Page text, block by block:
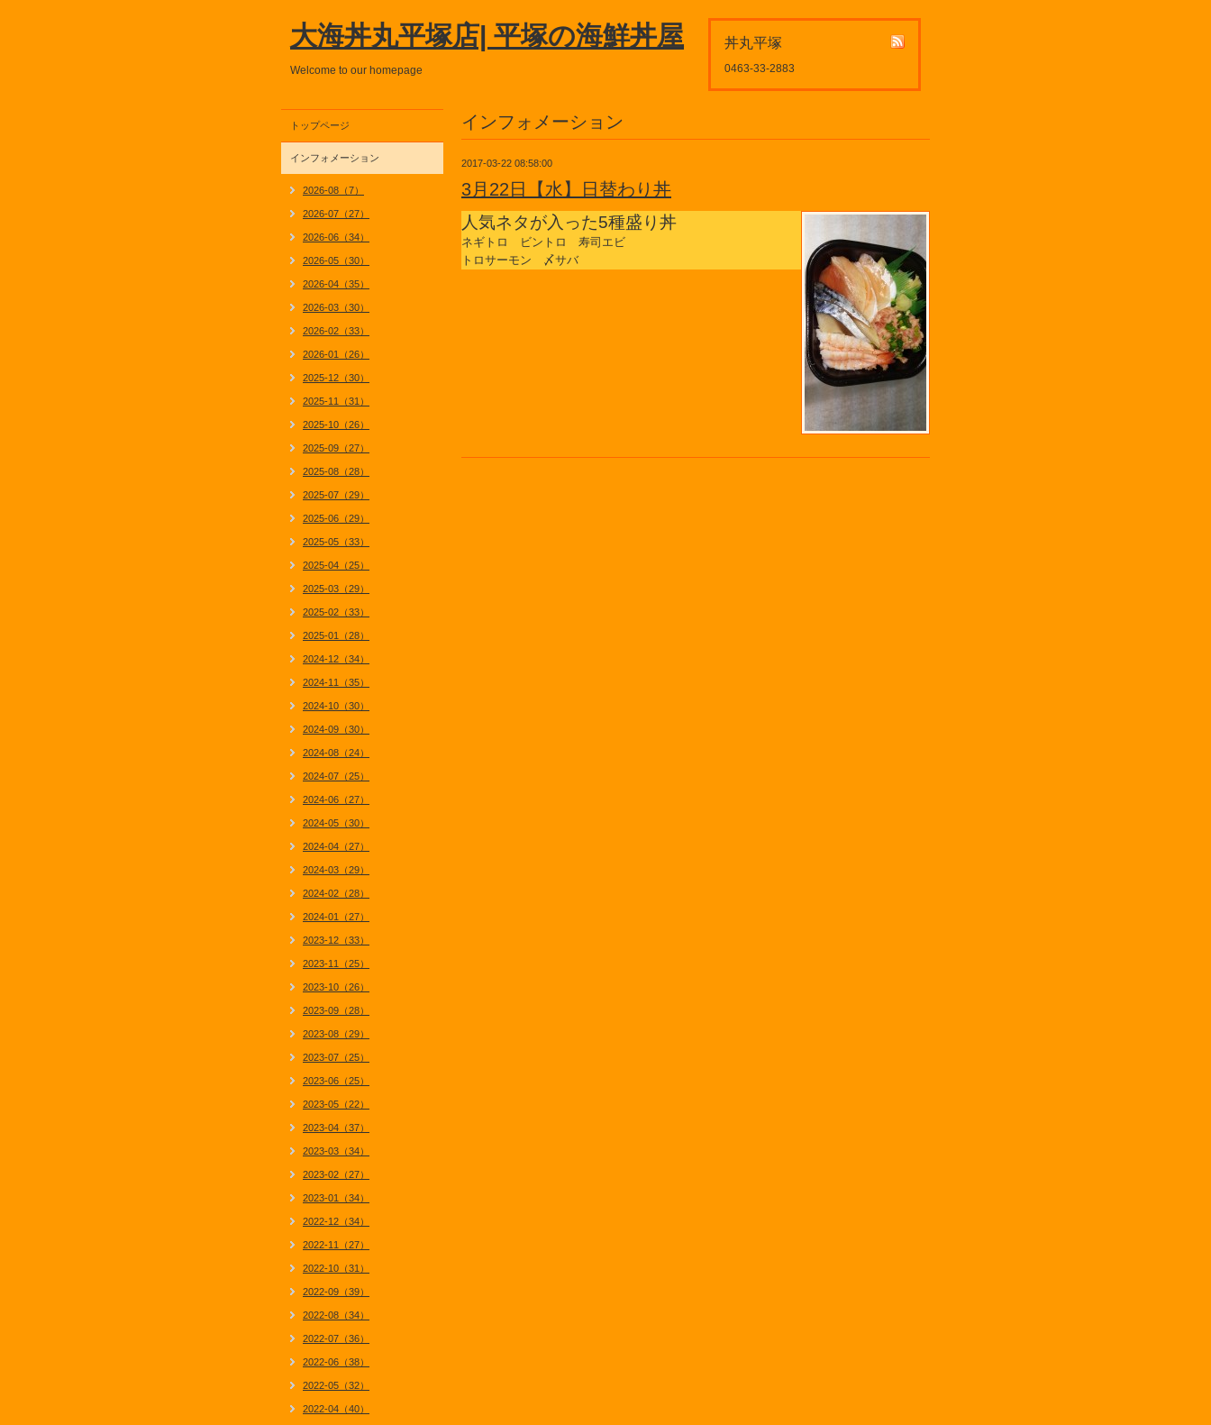
丼丸平塚
0463-33-2883
大海丼丸平塚店| 平塚の海鮮丼屋
Welcome to our homepage
インフォメーション
2017-03-22 08:58:00
3月22日【水】日替わり丼
人気ネタが入った5種盛り丼
ネギトロ ビントロ 寿司エビ
トロサーモン 〆サバ
トップページ
インフォメーション
2026-08（7）
2026-07（27）
2026-06（34）
2026-05（30）
2026-04（35）
2026-03（30）
2026-02（33）
2026-01（26）
2025-12（30）
2025-11（31）
2025-10（26）
2025-09（27）
2025-08（28）
2025-07（29）
2025-06（29）
2025-05（33）
2025-04（25）
2025-03（29）
2025-02（33）
2025-01（28）
2024-12（34）
2024-11（35）
2024-10（30）
2024-09（30）
2024-08（24）
2024-07（25）
2024-06（27）
2024-05（30）
2024-04（27）
2024-03（29）
2024-02（28）
2024-01（27）
2023-12（33）
2023-11（25）
2023-10（26）
2023-09（28）
2023-08（29）
2023-07（25）
2023-06（25）
2023-05（22）
2023-04（37）
2023-03（34）
2023-02（27）
2023-01（34）
2022-12（34）
2022-11（27）
2022-10（31）
2022-09（39）
2022-08（34）
2022-07（36）
2022-06（38）
2022-05（32）
2022-04（40）